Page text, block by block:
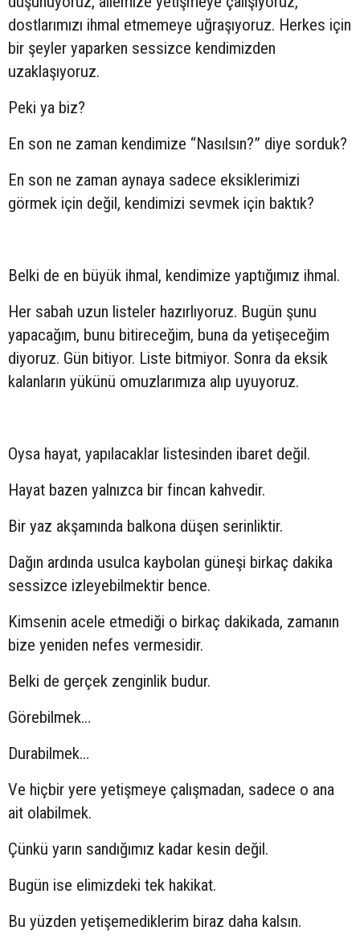
dostlarımızı ihmal etmemeye uğraşıyoruz. Herkes için
bir şeyler yaparken sessizce kendimizden
uzaklaşıyoruz.
Peki ya biz?
En son ne zaman kendimize “Nasılsın?” diye sorduk?
En son ne zaman aynaya sadece eksiklerimizi
görmek için değil, kendimizi sevmek için baktık?
Belki de en büyük ihmal, kendimize yaptığımız ihmal.
Her sabah uzun listeler hazırlıyoruz. Bugün şunu
yapacağım, bunu bitireceğim, buna da yetişeceğim
diyoruz. Gün bitiyor. Liste bitmiyor. Sonra da eksik
kalanların yükünü omuzlarımıza alıp uyuyoruz.
Oysa hayat, yapılacaklar listesinden ibaret değil.
Hayat bazen yalnızca bir fincan kahvedir.
Bir yaz akşamında balkona düşen serinliktir.
Dağın ardında usulca kaybolan güneşi birkaç dakika
sessizce izleyebilmektir bence.
Kimsenin acele etmediği o birkaç dakikada, zamanın
bize yeniden nefes vermesidir.
Belki de gerçek zenginlik budur.
Görebilmek…
Durabilmek…
Ve hiçbir yere yetişmeye çalışmadan, sadece o ana
ait olabilmek.
Çünkü yarın sandığımız kadar kesin değil.
Bugün ise elimizdeki tek hakikat.
Bu yüzden yetişemediklerim biraz daha kalsın.